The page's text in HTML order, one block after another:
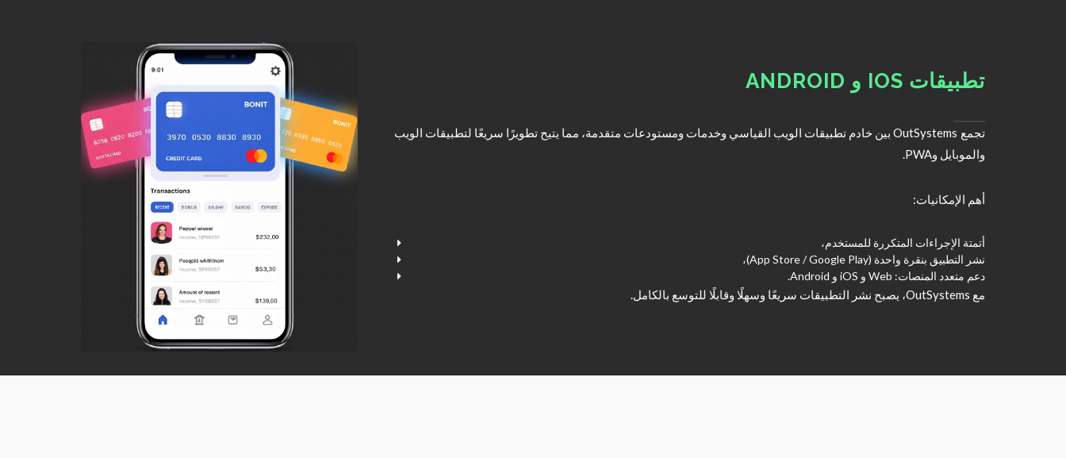
تطبيقات IOS و ANDROID
تجمع OutSystems بين خادم تطبيقات الويب القياسي وخدمات ومستودعات متقدمة، مما يتيح تطويرًا سريعًا لتطبيقات الويب
والموبايل وPWA.
أهم الإمكانيات:
أتمتة الإجراءات المتكررة للمستخدم،
نشر التطبيق بنقرة واحدة (App Store / Google Play)،
دعم متعدد المنصات: Web و iOS و Android.
مع OutSystems، يصبح نشر التطبيقات سريعًا وسهلًا وقابلًا للتوسع بالكامل.